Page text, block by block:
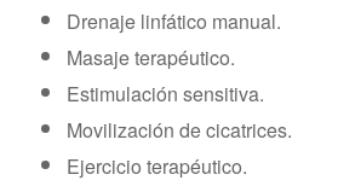
Drenaje linfático manual.
Masaje terapéutico.
Estimulación sensitiva.
Movilización de cicatrices.
Ejercicio terapéutico.